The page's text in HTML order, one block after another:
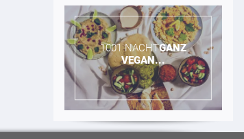
1001 NACHT​GANZ
VEGAN...